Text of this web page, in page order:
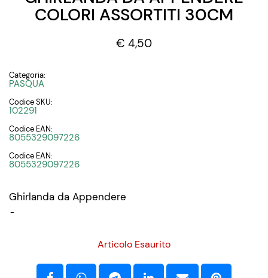
COLORI ASSORTITI 30CM
€ 4,50
Categoria:
PASQUA
Codice SKU:
102291
Codice EAN:
8055329097226
Codice EAN:
8055329097226
Ghirlanda da Appendere
-
Articolo Esaurito